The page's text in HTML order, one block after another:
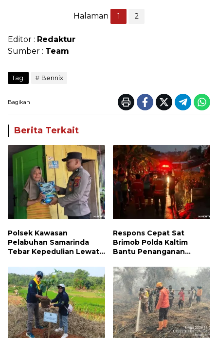
Halaman 1 2
Editor : Redaktur
Sumber : Team
Tag: Bennix
Bagikan
Berita Terkait
Polsek Kawasan
Pelabuhan Samarinda
Tebar Kepedulian Lewat
Sungai Dama Terima
Bantuan Sosial
Respons Cepat Sat
Brimob Polda Kaltim
Bantu Penanganan
Samarinda